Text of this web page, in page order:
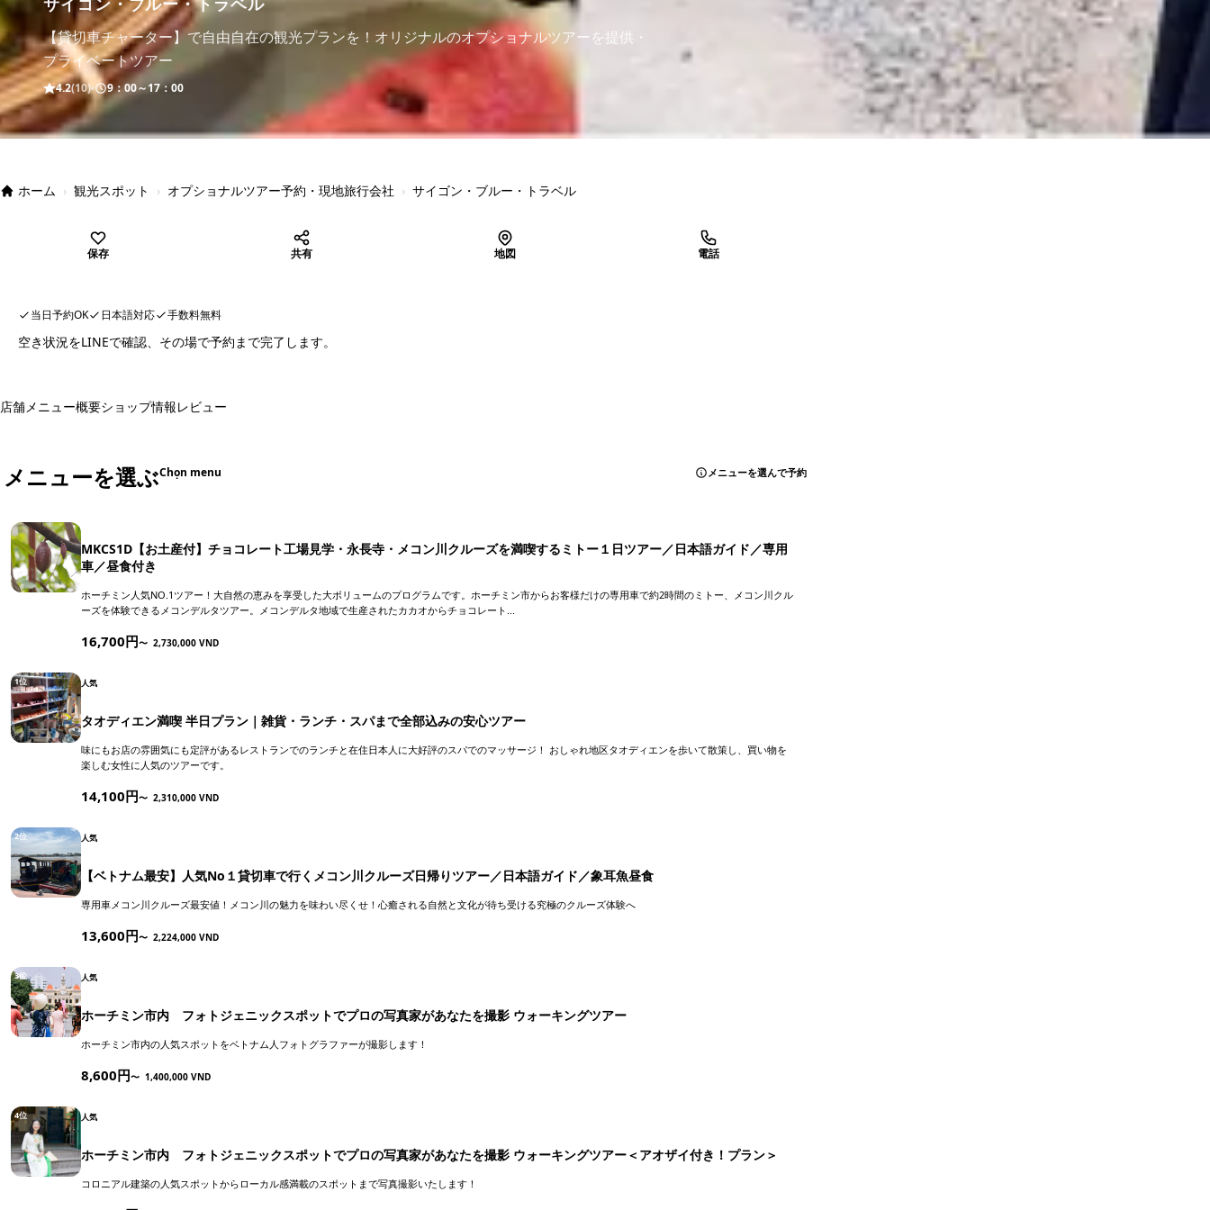
【貸切車チャーター】で自由自在の観光プランを！オリジナルのオプショナルツアーを提供・
プライベートツアー
4.2(10) 9：00～17：00
ホーム › 観光スポット › オプショナルツアー予約・現地旅行会社 › サイゴン・ブルー・トラベル
保存 共有 地図 電話
当日予約OK 日本語対応 手数料無料
空き状況をLINEで確認、その場で予約まで完了します。
店舗メニュー概要ショップ情報レビュー
メニューを選ぶChọn menu メニューを選んで予約
MKCS1D【お土産付】チョコレート工場見学・永長寺・メコン川クルーズを満喫するミトー１日ツアー／日本語ガイド／専用
車／昼食付き
ホーチミン人気NO.1ツアー！大自然の恵みを享受した大ボリュームのプログラムです。ホーチミン市からお客様だけの専用車で約2時間のミトー、メコン川クル
ーズを体験できるメコンデルタツアー。メコンデルタ地域で生産されたカカオからチョコレート...
16,700円〜 2,730,000 VND
1位 人気
タオディエン満喫 半日プラン｜雑貨・ランチ・スパまで全部込みの安心ツアー
味にもお店の雰囲気にも定評があるレストランでのランチと在住日本人に大好評のスパでのマッサージ！ おしゃれ地区タオディエンを歩いて散策し、買い物を
楽しむ女性に人気のツアーです。
14,100円〜 2,310,000 VND
2位 人気
【ベトナム最安】人気No１貸切車で行くメコン川クルーズ日帰りツアー／日本語ガイド／象耳魚昼食
専用車メコン川クルーズ最安値！メコン川の魅力を味わい尽くせ！心癒される自然と文化が待ち受ける究極のクルーズ体験へ
13,600円〜 2,224,000 VND
3位 人気
ホーチミン市内 フォトジェニックスポットでプロの写真家があなたを撮影 ウォーキングツアー
ホーチミン市内の人気スポットをベトナム人フォトグラファーが撮影します！
8,600円〜 1,400,000 VND
4位 人気
ホーチミン市内 フォトジェニックスポットでプロの写真家があなたを撮影 ウォーキングツアー＜アオザイ付き！プラン＞
コロニアル建築の人気スポットからローカル感満載のスポットまで写真撮影いたします！